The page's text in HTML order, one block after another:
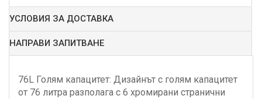
УСЛОВИЯ ЗА ДОСТАВКА
НАПРАВИ ЗАПИТВАНЕ
76L Голям капацитет: Дизайнът с голям капацитет
от 76 литра разполага с 6 хромирани странични